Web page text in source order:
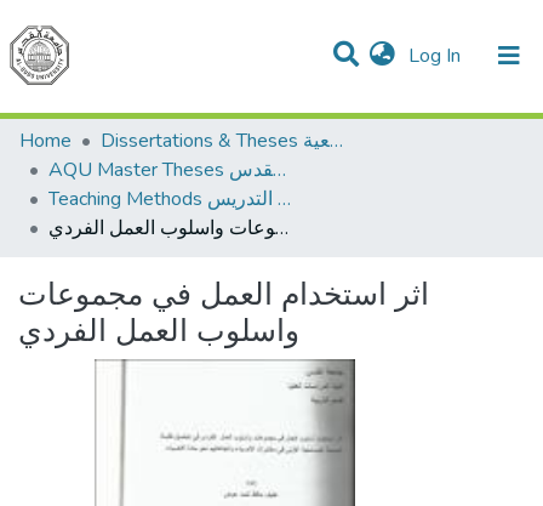
Log In (current)
Communities & Collections
All of DSpace
Home
Dissertations & Theses الرسائل الجامعية
AQU Master Theses الرسائل الجامعية الخاصة بجامعة القدس
Teaching Methods أساليب التدريس
اثر استخدام العمل في مجموعات واسلوب العمل الفردي
اثر استخدام العمل في مجموعات
واسلوب العمل الفردي